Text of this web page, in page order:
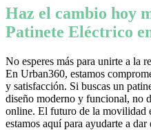
Haz el cambio hoy
Patinete Eléctrico
No esperes más para unirte a la
En Urban360, estamos
y satisfacción. Si buscas un
diseño moderno y funcional, no
online. El futuro de la movilidad
estamos aquí para ayudarte a dar